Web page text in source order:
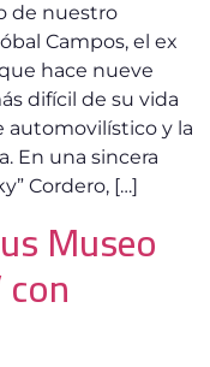
de nuestro
Campos, el ex
hace nueve
difícil de su vida
automovilístico y la
En una sincera
Cordero, […]
Museo